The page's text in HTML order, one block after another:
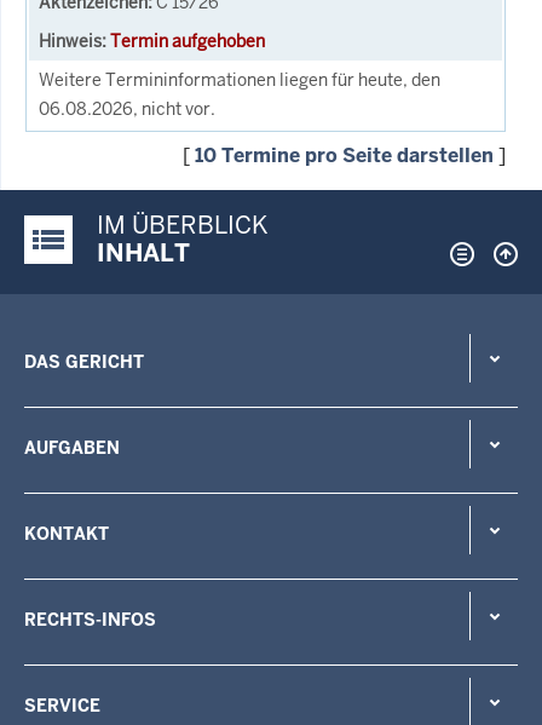
Termin aufgehoben
Weitere Termininformationen liegen für heute, den
06.08.2026, nicht vor.
[10 Termine pro Seite darstellen ]
Justiz-Portal im Überblick:
IM ÜBERBLICK
INHALT
DAS GERICHT
AUFGABEN
KONTAKT
RECHTS-INFOS
SERVICE